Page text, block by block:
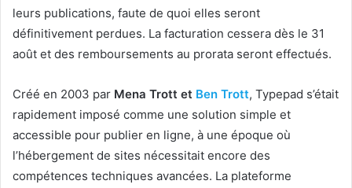
leurs publications, faute de quoi elles seront
définitivement perdues. La facturation cessera dès le 31
août et des remboursements au prorata seront effectués.
Créé en 2003 par Mena Trott et Ben Trott, Typepad s’était
rapidement imposé comme une solution simple et
accessible pour publier en ligne, à une époque où
l’hébergement de sites nécessitait encore des
compétences techniques avancées. La plateforme